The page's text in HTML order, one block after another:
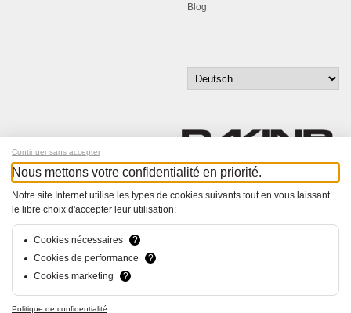
Blog
© Bucher+Walt 2011-2026
hsolutions.ch
Continuer sans accepter
Nous mettons votre confidentialité en priorité.
Notre site Internet utilise les types de cookies suivants tout en vous laissant
le libre choix d'accepter leur utilisation:
Cookies nécessaires
?
Cookies de performance
?
Cookies marketing
?
Politique de confidentialité